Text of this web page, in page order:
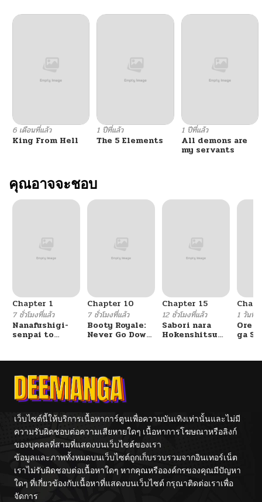
6 เดือนที่แล้ว
King From Hell
1 ปีที่แล้ว
The 5 Elements
1 ปีที่แล้ว
All demons are
my servants
คุณอาจจะชอบ
Chapter 1
7 ชั่วโมงที่แล้ว
Nanafushigi-
senpai to
Chapter 10
7 ชั่วโมงที่แล้ว
Booty Royale:
Never Go Down
Chapter 15
12 ชั่วโมงที่แล้ว
Sabori nara
Hokenshitsu
1 วันที่แ
Ore
ga
Tag
เว็บไซต์นี้ให้บริการเนื้อหาการ์ตูนเพื่อความบันเทิงเท่านั้นและไม่มี
ความรับผิดชอบต่อความเสียหายใดๆ เนื้อหาการโฆษณาหรือลิงก์
ของบุคคลที่สามที่แสดงบนเว็บไซต์ของเรา
ข้อมูลและภาพทั้งหมดบนเว็บไซต์ถูกเก็บรวบรวมจากอินเทอร์เน็ต
เราไม่รับผิดชอบต่อเนื้อหาใดๆ หากคุณหรือองค์กรของคุณมีปัญหา
ใดๆ ที่เกี่ยวข้องกับเนื้อหาที่แสดงบนเว็บไซต์ กรุณาติดต่อเราเพื่อ
จัดการ